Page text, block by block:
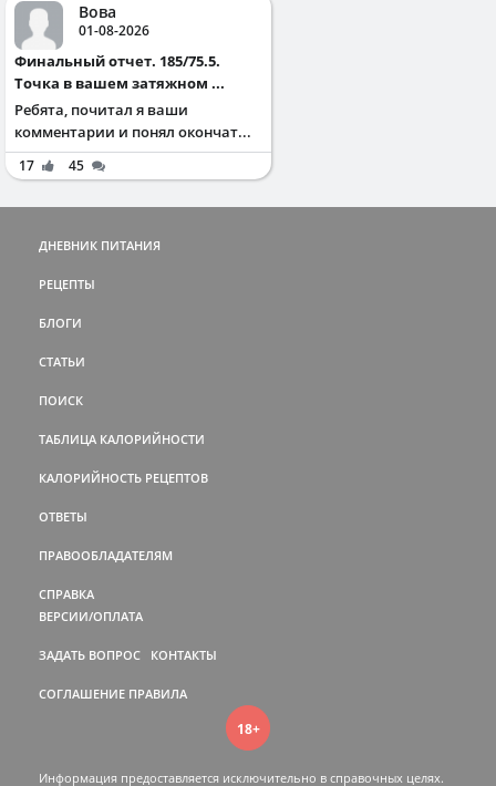
Вова
01-08-2026
Финальный отчет. 185/75.5.
Точка в вашем затяжном ...
Ребята, почитал я ваши
комментарии и понял окончат...
17 45
ДНЕВНИК ПИТАНИЯ
РЕЦЕПТЫ
БЛОГИ
СТАТЬИ
ПОИСК
ТАБЛИЦА КАЛОРИЙНОСТИ
КАЛОРИЙНОСТЬ РЕЦЕПТОВ
ОТВЕТЫ
ПРАВООБЛАДАТЕЛЯМ
СПРАВКА
ВЕРСИИ/ОПЛАТА
ЗАДАТЬ ВОПРОС КОНТАКТЫ
СОГЛАШЕНИЕ ПРАВИЛА
18+
Информация предоставляется исключительно в справочных целях.